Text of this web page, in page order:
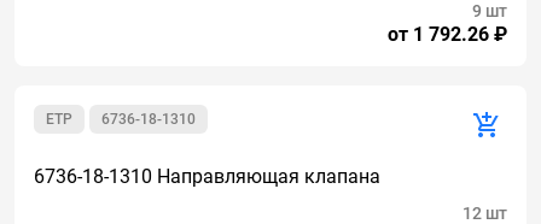
от 1 792.26 ₽
9 шт
6736-18-1310
ETP
6736-18-1310 Направляющая клапана
12 шт